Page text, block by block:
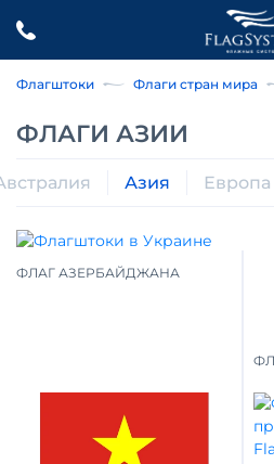
Флагштоки Флаги стран мира
ФЛАГИ АЗИИ
Азия Европа
ФЛАГ АЗЕРБАЙДЖАНА